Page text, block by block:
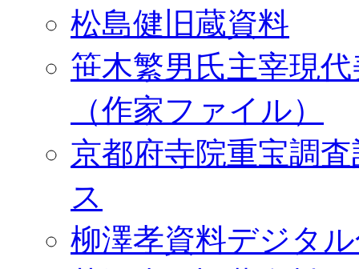
松島健旧蔵資料
笹木繁男氏主宰現
（作家ファイル）
京都府寺院重宝調
ス
柳澤孝資料デジタ